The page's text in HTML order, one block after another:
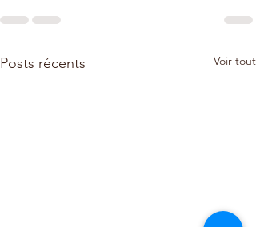
Posts récents Voir tout